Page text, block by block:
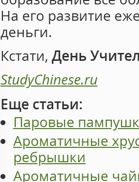
На его развитие
деньги.
Кстати, День
StudyChinese.ru
Еще статьи:
Паровые
Ароматичные
ребрышки
Ароматичные